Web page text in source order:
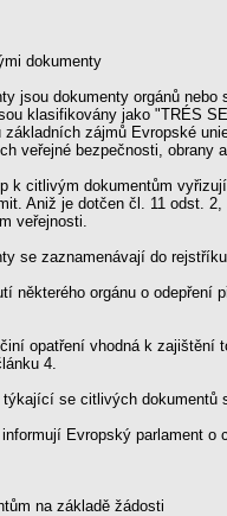
dokumenty
jsou dokumenty orgánů
klasifikovány jako "TRÉS
základních zájmů Evropské
veřejné bezpečnosti, obrany
k citlivým dokumentům
Aniž je dotčen čl. 11 odst.
veřejnosti.
se zaznamenávají do
některého orgánu o
opatření vhodná k zajištění
4.
týkající se citlivých dokumentů
Evropský parlament o
na základě žádosti